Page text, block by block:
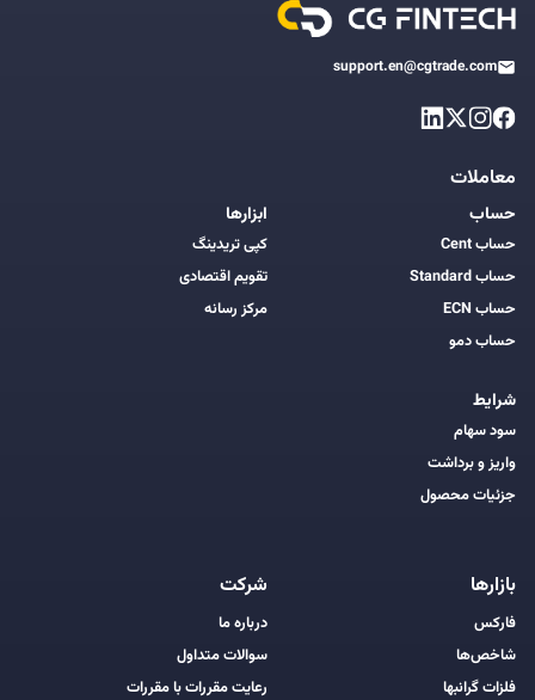
support.en@cgtrade.com
معاملات
حساب
حساب Cent
حساب Standard
حساب ECN
حساب دمو
شرایط
سود سهام
واریز و برداشت
جزئیات محصول
ابزارها
کپی تریدینگ
تقویم اقتصادی
مرکز رسانه
بازارها
فارکس
شاخص‌ها
فلزات گرانبها
شرکت
درباره ما
سوالات متداول
رعایت مقررات با مقررات